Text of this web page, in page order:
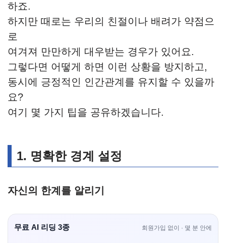
하죠.
하지만 때로는 우리의 친절이나 배려가 약점으
로
여겨져 만만하게 대우받는 경우가 있어요.
그렇다면 어떻게 하면 이런 상황을 방지하고,
동시에 긍정적인 인간관계를 유지할 수 있을까
요?
여기 몇 가지 팁을 공유하겠습니다.
1. 명확한 경계 설정
자신의 한계를 알리기
무료 AI 리딩 3종 회원가입 없이 · 몇 분 안에